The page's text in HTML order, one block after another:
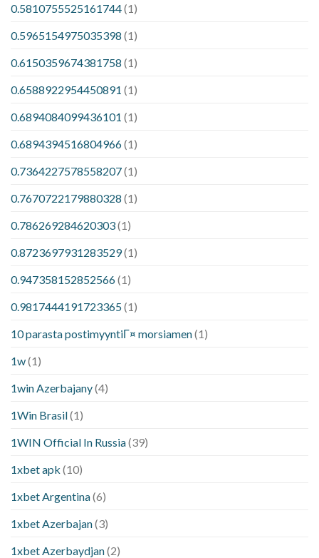
0.5810755525161744(1)
0.5965154975035398 (1)
0.6150359674381758 (1)
0.6588922954450891 (1)
0.6894084099436101 (1)
0.6894394516804966(1)
0.7364227578558207(1)
0.7670722179880328 (1)
0.786269284620303(1)
0.8723697931283529(1)
0.947358152852566(1)
0.9817444191723365(1)
10 parasta postimyyntiГ¤ morsiamen(1)
1w(1)
1win Azerbajany(4)
1Win Brasil(1)
1WIN Official In Russia(39)
1xbet apk (10)
1xbet Argentina(6)
1xbet Azerbajan(3)
1xbet Azerbaydjan(2)